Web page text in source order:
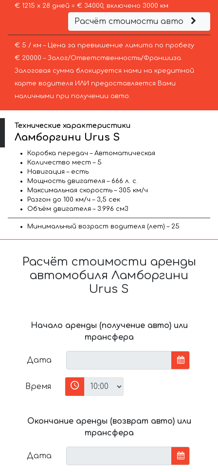
€ 1215 х 28 дней = € 34000, включено 3000 км
Расчёт стоимости авто
€ 5 / км – Цена за превышение лимита по пробегу
€ 20000 – Залог/Ответственность/Франшиза.
Залоговая сумма блокируется нами на кредитной
карте водителя ИЛИ предоставляется Вами
наличными при получении авто.
Технические характеристики
Ламборгини Urus S
Коробка передач – Автоматическая
Количество мест – 5
Навигация – есть
Мощность двигателя – 666 л. с.
Максимальная скорость – 305 км/ч
Разгон до 100 км/ч – 3,5 сек
Объём двигателя – 3.996 см3
Минимальный возраст водителя (лет) – 25
Расчёт стоимости аренды
автомобиля Ламборгини
Urus S
Начало аренды (получение авто) или
трансфера
Дата
Время
Окончание аренды (возврат авто) или
трансфера
Дата